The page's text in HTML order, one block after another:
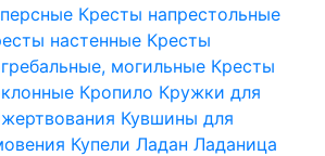
Кресты напрестольные
настенные Кресты
могильные Кресты
Кропило Кружки для
Кувшины для
Купели Ладан Ладаница